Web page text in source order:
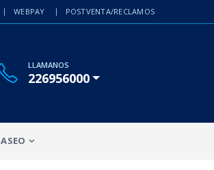
WEBPAY POSTVENTA/RECLAMOS
LLAMANOS
226956000
ASEO